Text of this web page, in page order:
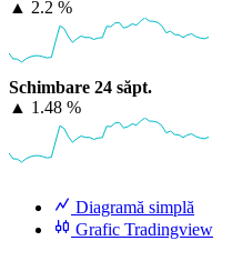
▲ 2.2 %
Schimbare 24 săpt.
▲ 1.48 %
Diagramă simplă
Grafic Tradingview